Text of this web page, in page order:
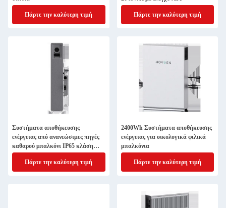
Πάρτε την καλύτερη τιμή Πάρτε την καλύτερη τιμή
Συστήματα αποθήκευσης
ενέργειας από ανανεώσιμες πηγές
καθαρού μπαλκόνι IP65 κλάση
προστασίας NOVB-2400
Πάρτε την καλύτερη τιμή
2400Wh Συστήματα αποθήκευσης
ενέργειας για οικολογικά φιλικά
μπαλκόνια
Πάρτε την καλύτερη τιμή